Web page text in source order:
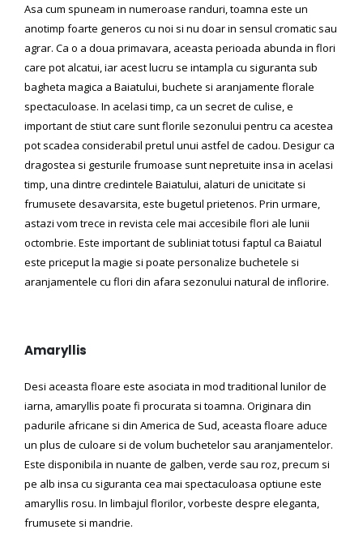
Asa cum spuneam in numeroase randuri, toamna este un
anotimp foarte generos cu noi si nu doar in sensul cromatic sau
agrar. Ca o a doua primavara, aceasta perioada abunda in flori
care pot alcatui, iar acest lucru se intampla cu siguranta sub
bagheta magica a Baiatului, buchete si aranjamente florale
spectaculoase. In acelasi timp, ca un secret de culise, e
important de stiut care sunt florile sezonului pentru ca acestea
pot scadea considerabil pretul unui astfel de cadou. Desigur ca
dragostea si gesturile frumoase sunt nepretuite insa in acelasi
timp, una dintre credintele Baiatului, alaturi de unicitate si
frumusete desavarsita, este bugetul prietenos. Prin urmare,
astazi vom trece in revista cele mai accesibile flori ale lunii
octombrie. Este important de subliniat totusi faptul ca Baiatul
este priceput la magie si poate personalize buchetele si
aranjamentele cu flori din afara sezonului natural de inflorire.
Amaryllis
Desi aceasta floare este asociata in mod traditional lunilor de
iarna, amaryllis poate fi procurata si toamna. Originara din
padurile africane si din America de Sud, aceasta floare aduce
un plus de culoare si de volum buchetelor sau aranjamentelor.
Este disponibila in nuante de galben, verde sau roz, precum si
pe alb insa cu siguranta cea mai spectaculoasa optiune este
amaryllis rosu. In limbajul florilor, vorbeste despre eleganta,
frumusete si mandrie.